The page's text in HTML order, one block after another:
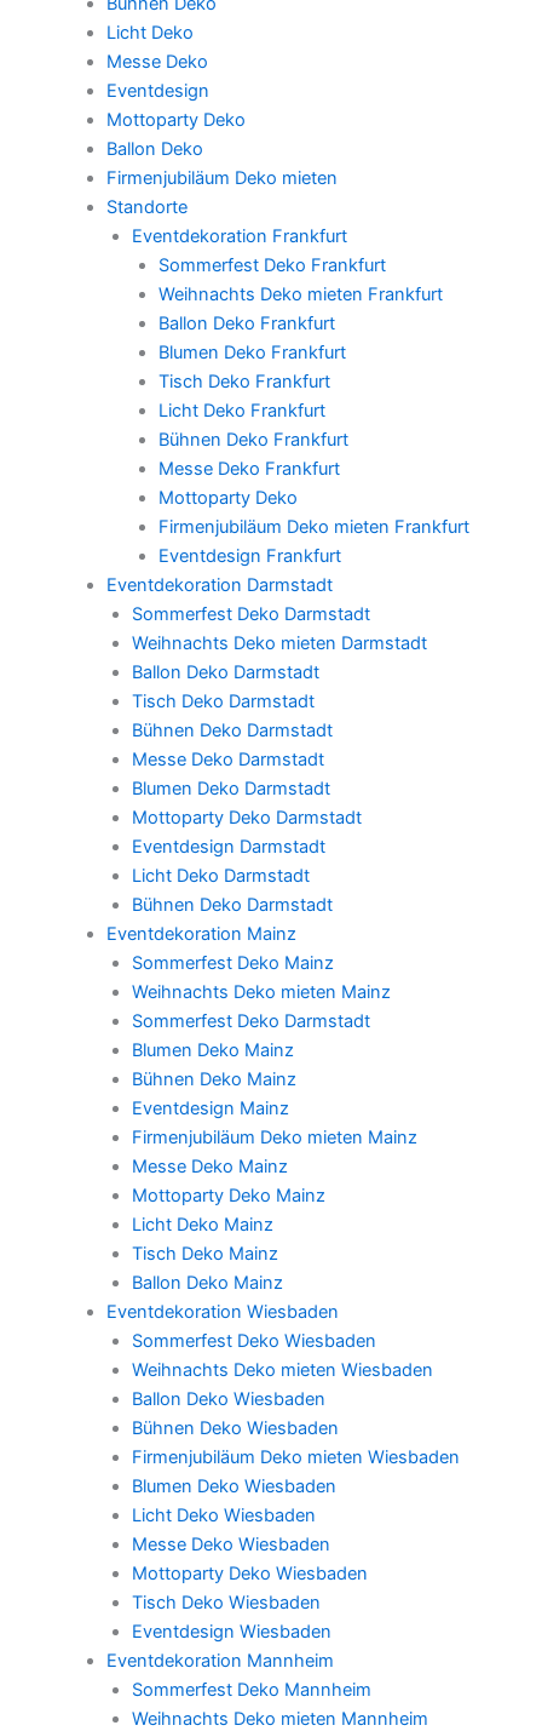
Licht Deko
Messe Deko
Eventdesign
Mottoparty Deko
Ballon Deko
Firmenjubiläum Deko mieten
Standorte
Eventdekoration Frankfurt
Sommerfest Deko Frankfurt
Weihnachts Deko mieten Frankfurt
Ballon Deko Frankfurt
Blumen Deko Frankfurt
Tisch Deko Frankfurt
Licht Deko Frankfurt
Bühnen Deko Frankfurt
Messe Deko Frankfurt
Mottoparty Deko
Firmenjubiläum Deko mieten Frankfurt
Eventdesign Frankfurt
Eventdekoration Darmstadt
Sommerfest Deko Darmstadt
Weihnachts Deko mieten Darmstadt
Ballon Deko Darmstadt
Tisch Deko Darmstadt
Bühnen Deko Darmstadt
Messe Deko Darmstadt
Blumen Deko Darmstadt
Mottoparty Deko Darmstadt
Eventdesign Darmstadt
Licht Deko Darmstadt
Bühnen Deko Darmstadt
Eventdekoration Mainz
Sommerfest Deko Mainz
Weihnachts Deko mieten Mainz
Sommerfest Deko Darmstadt
Blumen Deko Mainz
Bühnen Deko Mainz
Eventdesign Mainz
Firmenjubiläum Deko mieten Mainz
Messe Deko Mainz
Mottoparty Deko Mainz
Licht Deko Mainz
Tisch Deko Mainz
Ballon Deko Mainz
Eventdekoration Wiesbaden
Sommerfest Deko Wiesbaden
Weihnachts Deko mieten Wiesbaden
Ballon Deko Wiesbaden
Bühnen Deko Wiesbaden
Firmenjubiläum Deko mieten Wiesbaden
Blumen Deko Wiesbaden
Licht Deko Wiesbaden
Messe Deko Wiesbaden
Mottoparty Deko Wiesbaden
Tisch Deko Wiesbaden
Eventdesign Wiesbaden
Eventdekoration Mannheim
Sommerfest Deko Mannheim
Weihnachts Deko mieten Mannheim